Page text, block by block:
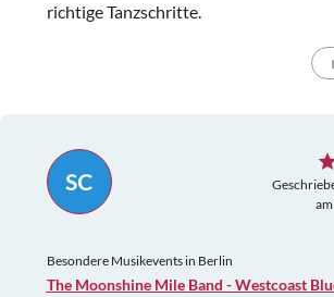
richtige Tanzschritte.
SC
Besondere Musikevents in Berlin
The Moonshine Mile Band - Westcoast